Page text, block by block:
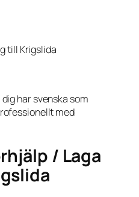
till Krigslida
har svenska som
med
/ Laga